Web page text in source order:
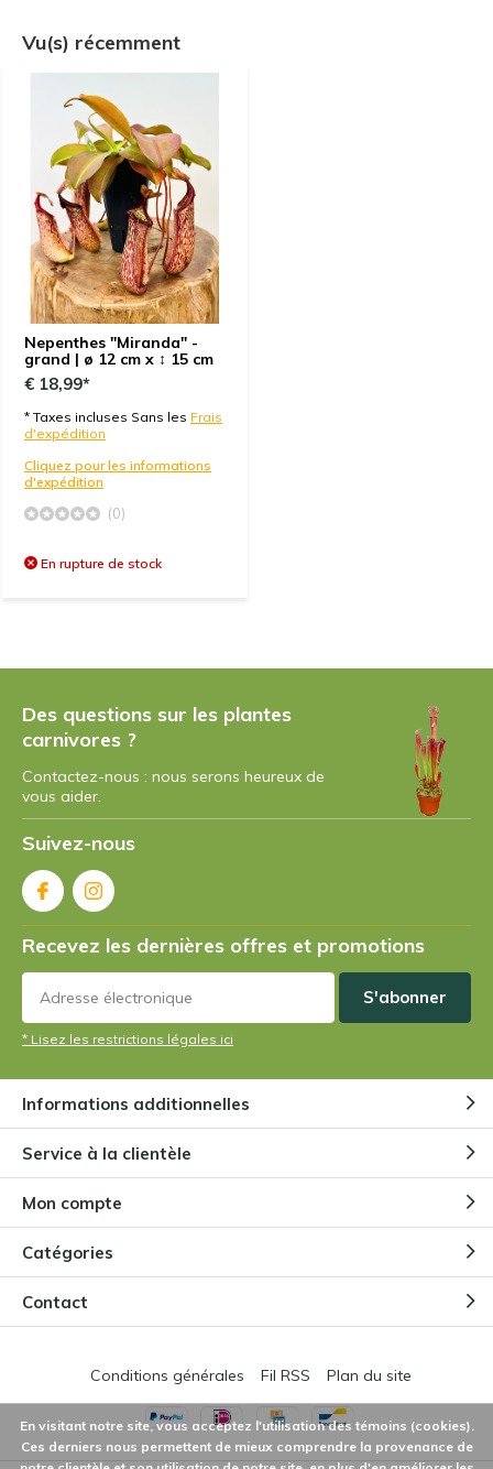
Vu(s) récemment
Nepenthes "Miranda" -
grand | ø 12 cm x ↕ 15 cm
€ 18,99*
* Taxes incluses Sans les Frais
d'expédition
Cliquez pour les informations
d'expédition
(0)
En rupture de stock
Des questions sur les plantes
carnivores ?
Contactez-nous : nous serons heureux de
vous aider.
Suivez-nous
Recevez les dernières offres et promotions
S'abonner
* Lisez les restrictions légales ici
Informations additionnelles
Service à la clientèle
Mon compte
Catégories
Contact
Conditions générales Fil RSS Plan du site
En visitant notre site, vous acceptez l'utilisation des témoins (cookies).
Ces derniers nous permettent de mieux comprendre la provenance de